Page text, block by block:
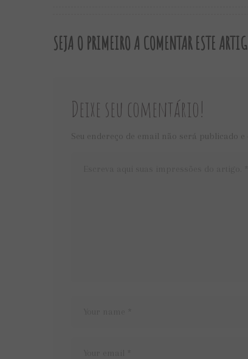
SEJA O PRIMEIRO A COMENTAR ESTE
Deixe seu comentário!
Seu endereço de email não será publicado